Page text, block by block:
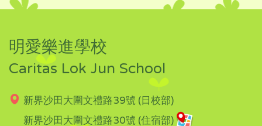
明愛樂進學校
Caritas Lok Jun School
新界沙田大圍文禮路39號 (日校部)
新界沙田大圍文禮路30號 (住宿部)